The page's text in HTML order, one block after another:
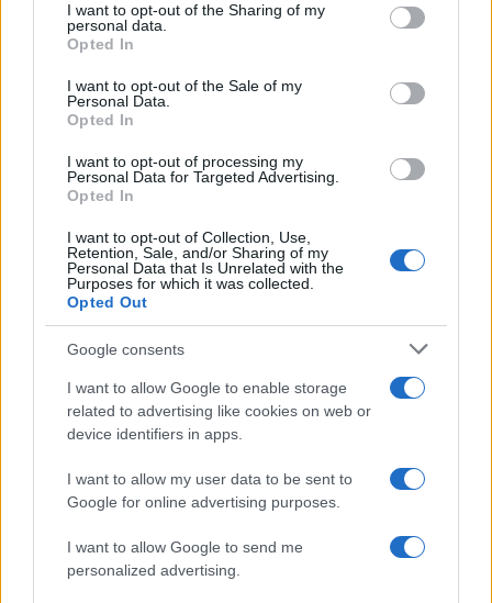
not limited to your visit or usage behaviour. You may click to
grant or deny consent to Google and its third-party tags to
use your data for below specified purposes in below Google
consent section.
I want to opt-out of the Sharing of my
personal data.
Opted In
I want to opt-out of the Sale of my
Personal Data.
Opted In
I want to opt-out of processing my
Personal Data for Targeted Advertising.
Opted In
I want to opt-out of Collection, Use,
Retention, Sale, and/or Sharing of my
Personal Data that Is Unrelated with the
Purposes for which it was collected.
Opted Out
Google consents
I want to allow Google to enable storage
related to advertising like cookies on web or
device identifiers in apps.
I want to allow my user data to be sent to
Google for online advertising purposes.
I want to allow Google to send me
personalized advertising.
Continua a leggere